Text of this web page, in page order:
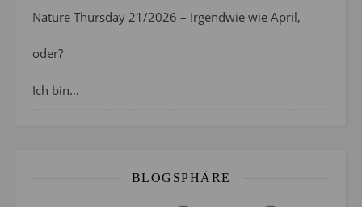
Nature Thursday 21/2026 – Irgendwie wie April,
oder?
Ich bin…
BLOGSPHÄRE